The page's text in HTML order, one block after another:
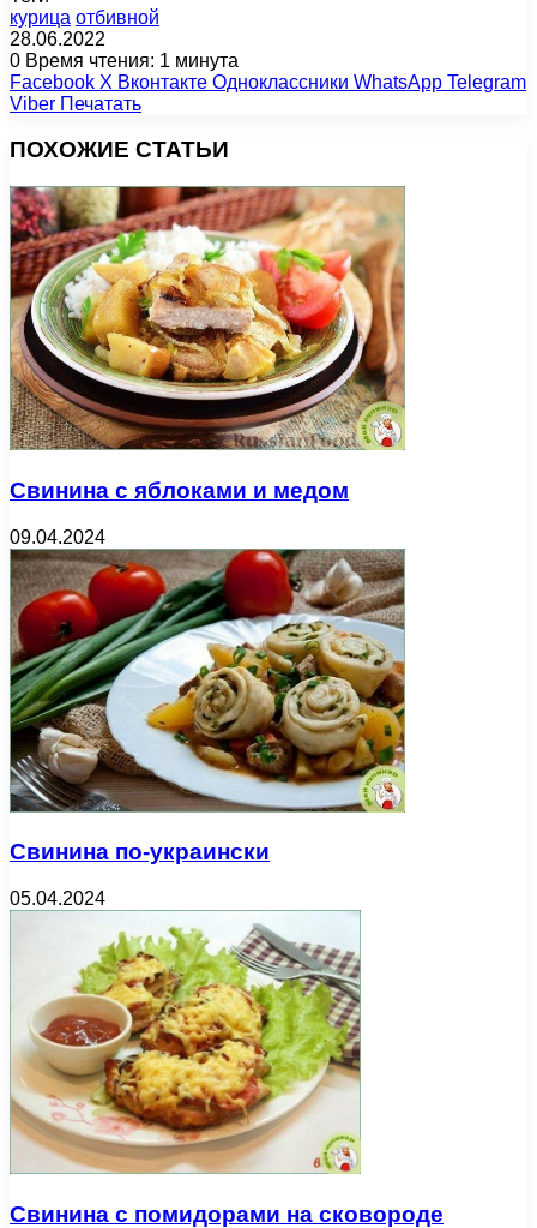
курица отбивной
28.06.2022
0 Время чтения: 1 минута
Facebook X Вконтакте Одноклассники WhatsApp Telegram
Viber Печатать
ПОХОЖИЕ СТАТЬИ
Свинина с яблоками и медом
09.04.2024
Свинина по-украински
05.04.2024
Свинина с помидорами на сковороде